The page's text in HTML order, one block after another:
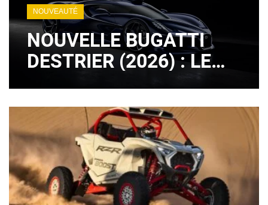
NOUVEAUTÉ
NOUVELLE BUGATTI
DESTRIER (2026) : LE
LÉGENDAIRE MOTEUR
W16 EST DE RETOUR !
(+ IMAGES)